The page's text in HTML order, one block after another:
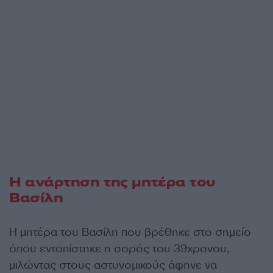
Η ανάρτηση της μητέρα του
Βασίλη
Η μητέρα του Βασίλη που βρέθηκε στο σημείο
όπου εντοπίστηκε η σορός του 39χρονου,
μιλώντας στους αστυνομικούς άφηνε να